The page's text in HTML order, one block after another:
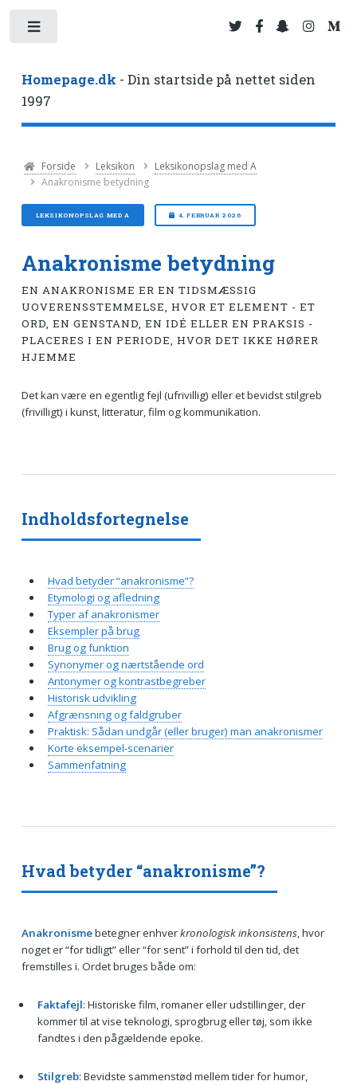
Homepage.dk - Din startside på nettet siden
1997
Forside Leksikon
Leksikonopslag med A
Anakronisme betydning
LEKSIKONOPSLAG MED A 4. FEBRUAR 2026
Anakronisme betydning
EN ANAKRONISME ER EN TIDSMÆSSIG
UOVERENSSTEMMELSE, HVOR ET ELEMENT - ET
ORD, EN GENSTAND, EN IDÉ ELLER EN PRAKSIS -
PLACERES I EN PERIODE, HVOR DET IKKE HØRER
HJEMME
Det kan være en egentlig fejl (ufrivillig) eller et bevidst stilgreb
(frivilligt) i kunst, litteratur, film og kommunikation.
Hvad betyder “anakronisme”?
Anakronismebetegner enhverkronologisk inkonsistens, hvor
noget er “for tidligt” eller “for sent” i forhold til den tid, det
fremstilles i. Ordet bruges både om:
Faktafejl: Historiske film, romaner eller udstillinger, der
kommer til at vise teknologi, sprogbrug eller tøj, som ikke
fandtes i den pågældende epoke.
Stilgreb: Bevidste sammenstød mellem tider for humor,
Indholdsfortegnelse
Hvad betyder “anakronisme”?
Etymologi og afledning
Typer af anakronismer
Eksempler på brug
Brug og funktion
Synonymer og nærtstående ord
Antonymer og kontrastbegreber
Historisk udvikling
Afgrænsning og faldgruber
Praktisk: Sådan undgår (eller bruger) man anakronismer
Korte eksempel-scenarier
Sammenfatning